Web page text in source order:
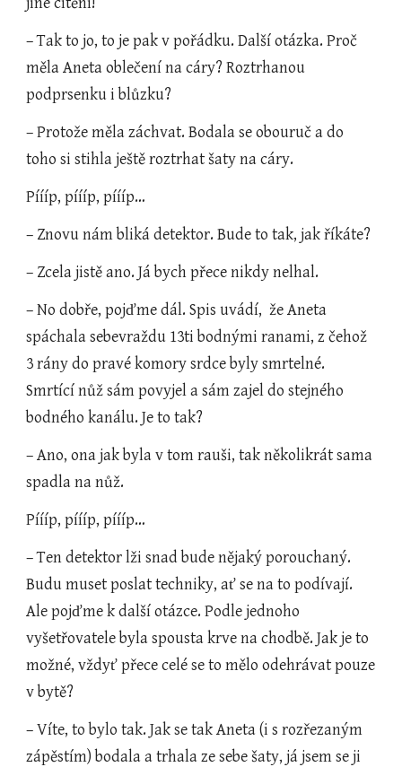
– Tak to jo, to je pak v pořádku. Další otázka. Proč
měla Aneta oblečení na cáry? Roztrhanou
podprsenku i blůzku?
– Protože měla záchvat. Bodala se obouruč a do
toho si stihla ještě roztrhat šaty na cáry.
Píííp, píííp, píííp…
– Znovu nám bliká detektor. Bude to tak, jak říkáte?
– Zcela jistě ano. Já bych přece nikdy nelhal.
– No dobře, pojďme dál. Spis uvádí,  že Aneta
spáchala sebevraždu 13ti bodnými ranami, z čehož
3 rány do pravé komory srdce byly smrtelné.
Smrtící nůž sám povyjel a sám zajel do stejného
bodného kanálu. Je to tak?
– Ano, ona jak byla v tom rauši, tak několikrát sama
spadla na nůž.
Píííp, píííp, píííp…
– Ten detektor lži snad bude nějaký porouchaný.
Budu muset poslat techniky, ať se na to podívají.
Ale pojďme k další otázce. Podle jednoho
vyšetřovatele byla spousta krve na chodbě. Jak je to
možné, vždyť přece celé se to mělo odehrávat pouze
v bytě?
– Víte, to bylo tak. Jak se tak Aneta (i s rozřezaným
zápěstím) bodala a trhala ze sebe šaty, já jsem se ji